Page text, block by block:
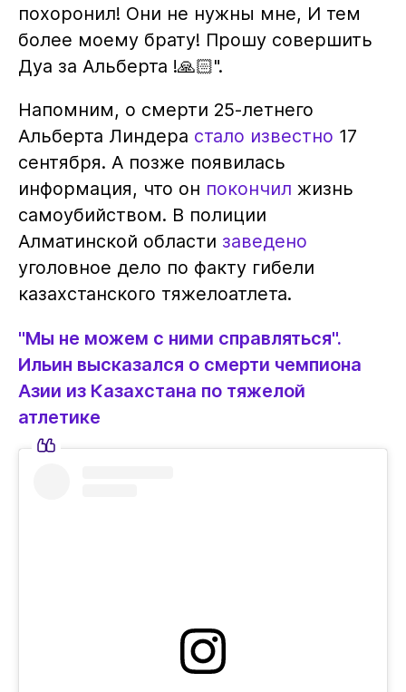
похоронил! Они не нужны мне, И тем
более моему брату! Прошу совершить
Дуа за Альберта !🙏🏻".
Напомним, о смерти 25-летнего
Альберта Линдера стало известно 17
сентября. А позже появилась
информация, что он покончил жизнь
самоубийством. В полиции
Алматинской области заведено
уголовное дело по факту гибели
казахстанского тяжелоатлета.
"Мы не можем с ними справляться".
Ильин высказался о смерти чемпиона
Азии из Казахстана по тяжелой
атлетике